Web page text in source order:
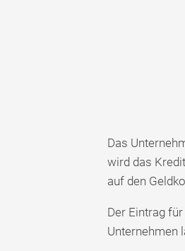
Das
wird das
auf den
Der Eintrag
Unternehmen